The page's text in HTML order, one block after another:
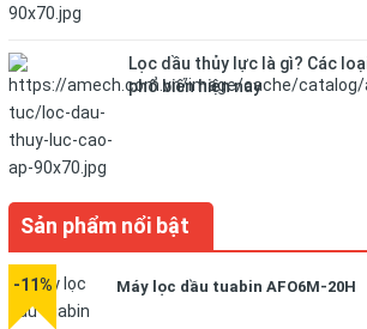
Lọc dầu thủy lực là gì? Các
phổ biến hiện nay
Sản phẩm nổi bật
-11% Máy lọc dầu tuabin AFO6M-20H